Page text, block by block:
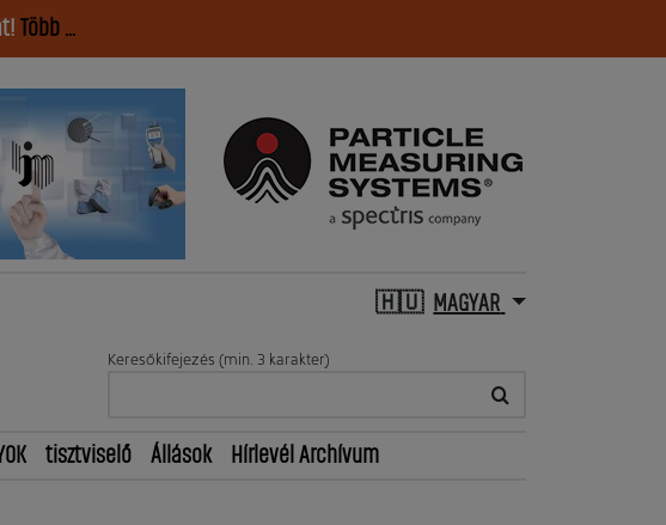
Több ...
MAGYAR
Keresőkifejezés (min. 3 karakter)
tisztviselő Állások Hírlevél Archívum